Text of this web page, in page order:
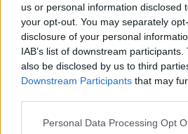
us or personal information disclosed
your opt-out. You may separately
disclosure of your personal
IAB’s list of downstream
also be disclosed by us to third
Downstream Participants that may
Personal Data Processing Opt
tu dla Ciebie!
Każdego dnia publikujemy
informacje z życia Kościoła w
Jednak bez Twojej pomocy
zadaniu będzie coraz
Dlatego prosimy Cię o
pośrednictwem serwisu